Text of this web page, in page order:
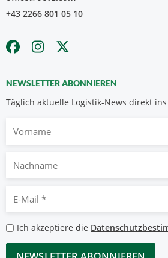
+43 2266 801 05 10
NEWSLETTER ABONNIEREN
Täglich aktuelle Logistik-News direkt ins
Nachname
Mail
*
Datenschutzbestimmungen
*
Ich akzeptiere die
CAPTCHA